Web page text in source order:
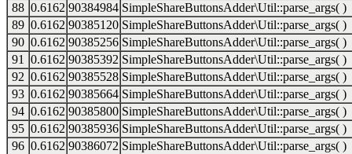
88 0.6162 90384984 SimpleShareButtonsAdder\Util::parse_args( )
89 0.6162 90385120 SimpleShareButtonsAdder\Util::parse_args( )
90 0.6162 90385256 SimpleShareButtonsAdder\Util::parse_args( )
91
0.6162 90385392 SimpleShareButtonsAdder\Util::parse_args( )
92 0.6162 90385528 SimpleShareButtonsAdder\Util::parse_args( )
93 0.6162 90385664 SimpleShareButtonsAdder\Util::parse_args( )
94 0.6162 90385800 SimpleShareButtonsAdder\Util::parse_args( )
95 0.6162 90385936 SimpleShareButtonsAdder\Util::parse_args( )
96 0.6162 90386072 SimpleShareButtonsAdder\Util::parse_args( )